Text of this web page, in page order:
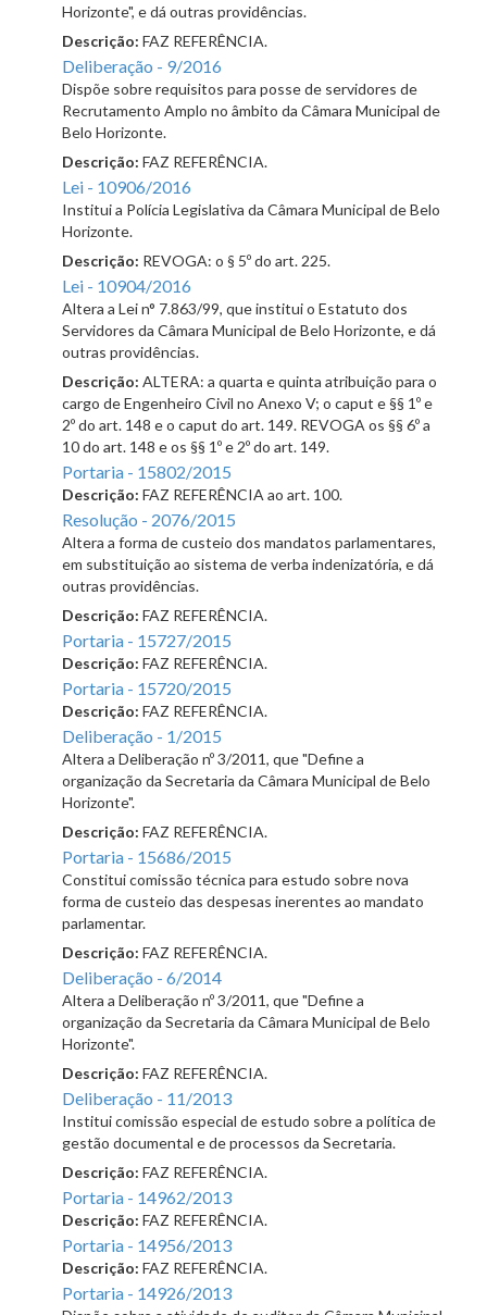
Horizonte", e dá outras providências.
Descrição: FAZ REFERÊNCIA.
Deliberação - 9/2016
Dispõe sobre requisitos para posse de servidores de
Recrutamento Amplo no âmbito da Câmara Municipal de
Belo Horizonte.
Descrição: FAZ REFERÊNCIA.
Lei - 10906/2016
Institui a Polícia Legislativa da Câmara Municipal de Belo
Horizonte.
Descrição: REVOGA: o § 5º do art. 225.
Lei - 10904/2016
Altera a Lei n° 7.863/99, que institui o Estatuto dos
Servidores da Câmara Municipal de Belo Horizonte, e dá
outras providências.
Descrição: ALTERA: a quarta e quinta atribuição para o
cargo de Engenheiro Civil no Anexo V; o caput e §§ 1º e
2º do art. 148 e o caput do art. 149. REVOGA os §§ 6º a
10 do art. 148 e os §§ 1º e 2º do art. 149.
Portaria - 15802/2015
Descrição: FAZ REFERÊNCIA ao art. 100.
Resolução - 2076/2015
Altera a forma de custeio dos mandatos parlamentares,
em substituição ao sistema de verba indenizatória, e dá
outras providências.
Descrição: FAZ REFERÊNCIA.
Portaria - 15727/2015
Descrição: FAZ REFERÊNCIA.
Portaria - 15720/2015
Descrição: FAZ REFERÊNCIA.
Deliberação - 1/2015
Altera a Deliberação nº 3/2011, que "Define a
organização da Secretaria da Câmara Municipal de Belo
Horizonte".
Descrição: FAZ REFERÊNCIA.
Portaria - 15686/2015
Constitui comissão técnica para estudo sobre nova
forma de custeio das despesas inerentes ao mandato
parlamentar.
Descrição: FAZ REFERÊNCIA.
Deliberação - 6/2014
Altera a Deliberação nº 3/2011, que "Define a
organização da Secretaria da Câmara Municipal de Belo
Horizonte".
Descrição: FAZ REFERÊNCIA.
Deliberação - 11/2013
Institui comissão especial de estudo sobre a política de
gestão documental e de processos da Secretaria.
Descrição: FAZ REFERÊNCIA.
Portaria - 14962/2013
Descrição: FAZ REFERÊNCIA.
Portaria - 14956/2013
Descrição: FAZ REFERÊNCIA.
Portaria - 14926/2013